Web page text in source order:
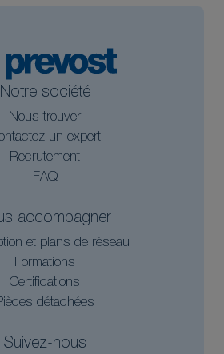
Notre société
Nous trouver
un expert
Recrutement
FAQ
accompagner
et plans de réseau
Formations
Certifications
détachées
Suivez-nous